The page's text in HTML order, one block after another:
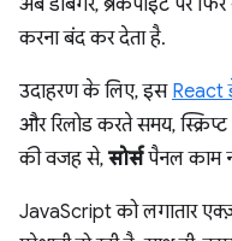
अब डीबगर, ब्रेकपॉइंट पर
करना बंद कर देता है.
उदाहरण के लिए, इस React
और रिलोड करते समय,
की वजह से, सोर्सपैनल काम
JavaScript को लगातार